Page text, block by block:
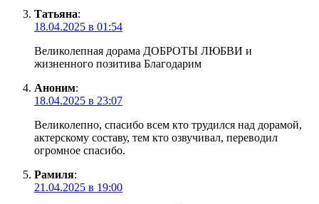
Татьяна:
18.04.2025 в 01:54
Великолепная дорама ДОБРОТЫ ЛЮБВИ и
жизненного позитива Благодарим
Аноним:
18.04.2025 в 23:07
Великолепно, спасибо всем кто трудился над дорамой,
актерскому составу, тем кто озвучивал, переводил
огромное спасибо.
Рамиля:
21.04.2025 в 19:00